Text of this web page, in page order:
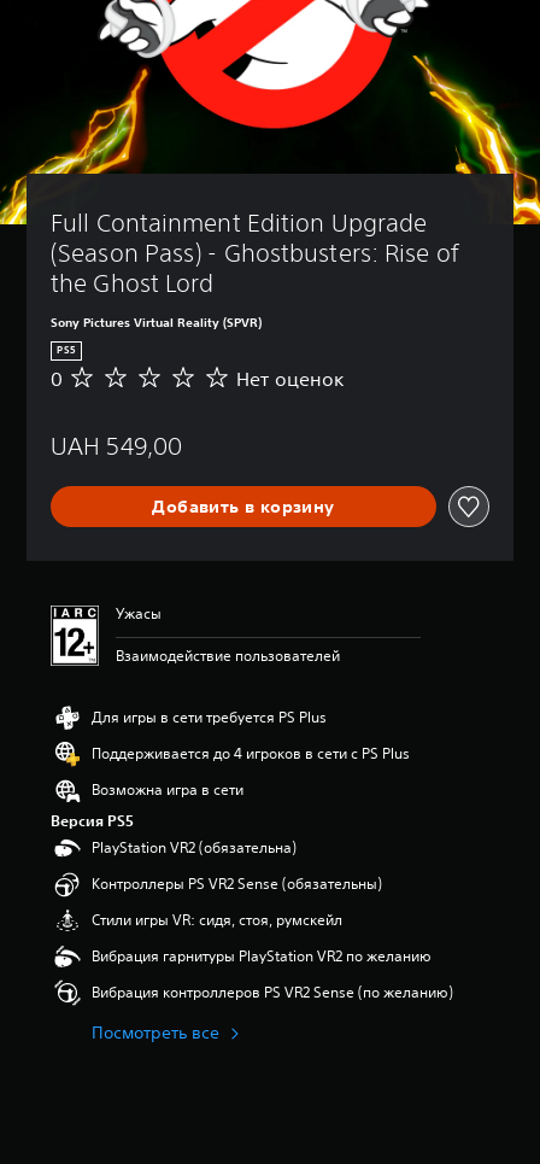
Full Containment Edition Upgrade
(Season Pass) - Ghostbusters: Rise of
the Ghost Lord
Sony Pictures Virtual Reality (SPVR)
PS5
Н
о
е
н
0 Нет оценок
UAH 549,00
Добавить в корзину
Ужасы
Взаимодействие пользователей
Для игры в сети требуется PS Plus
Поддерживается до 4 игроков в сети с PS Plus
Возможна игра в сети
Версия PS5
PlayStation VR2 (обязательна)
Контроллеры PS VR2 Sense (обязательны)
Стили игры VR: сидя, стоя, румскейл
Вибрация гарнитуры PlayStation VR2 по желанию
Вибрация контроллеров PS VR2 Sense (по желанию)
Посмотреть все